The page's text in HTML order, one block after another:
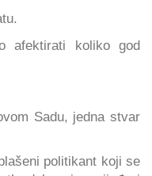
afektirati koliko god
Sadu, jedna stvar
politikant koji se